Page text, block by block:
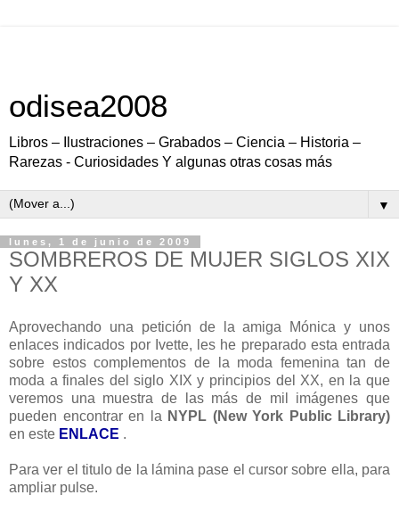
odisea2008
Libros – Ilustraciones – Grabados – Ciencia – Historia –
Rarezas - Curiosidades Y algunas otras cosas más
▼
lunes, 1 de junio de 2009
SOMBREROS DE MUJER SIGLOS XIX
Y XX
Aprovechando una petición de la amiga Mónica y unos
enlaces indicados por Ivette, les he preparado esta entrada
sobre estos complementos de la moda femenina tan de
moda a finales del siglo XIX y principios del XX, en la que
veremos una muestra de las más de mil imágenes que
pueden encontrar en la NYPL (New York Public Library)
en este ENLACE .
Para ver el titulo de la lámina pase el cursor sobre ella, para
ampliar pulse.